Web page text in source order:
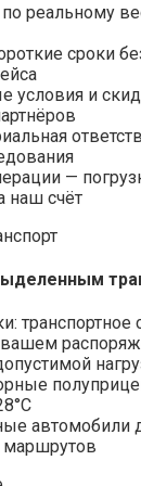
реальному
сроки
условия и
—
наш счёт
транспортное
автомобили
маршрутов